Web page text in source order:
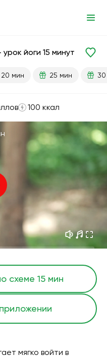
йоги 15 минут
20 мин 25 мин
100 ккал
схеме 15 мин
мягко войти в